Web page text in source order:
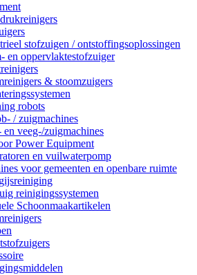
stofzuigen / ontstoffingsoplossingen
en oppervlaktestofzuiger
& stoomzuigers
robots
/ zuigmachines
en veeg-/zuigmachines
Power Equipment
en vuilwaterpomp
voor gemeenten en openbare ruimte
reinigingssystemen
Schoonmaakartikelen